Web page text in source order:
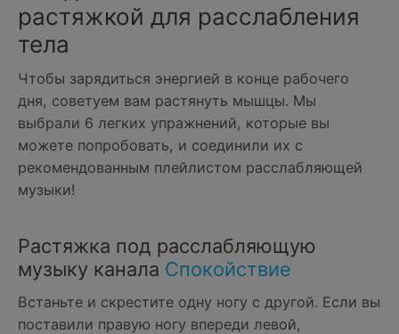
растяжкой для расслабления
тела
Чтобы зарядиться энергией в конце рабочего
дня, советуем вам растянуть мышцы. Мы
выбрали 6 легких упражнений, которые вы
можете попробовать, и соединили их с
рекомендованным плейлистом расслабляющей
музыки!
Растяжка под расслабляющую
музыку канала Спокойствие
Встаньте и скрестите одну ногу с другой. Если вы
поставили правую ногу впереди левой,